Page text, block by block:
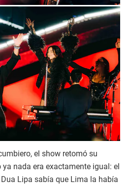
el show retomó su
nada era exactamente igual: el
Lipa sabía que Lima la había